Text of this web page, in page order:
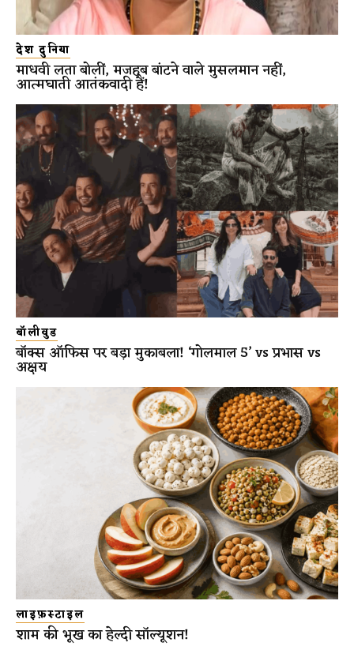
देश दुनिया
माधवी लता बोलीं, मजहब बांटने वाले मुसलमान नहीं,
आत्मघाती आतंकवादी हैं!
बॉलीवुड
बॉक्स ऑफिस पर बड़ा मुकाबला! ‘गोलमाल 5’ vs प्रभास vs
अक्षय
लाइफ़स्टाइल
शाम की भूख का हेल्दी सॉल्यूशन!